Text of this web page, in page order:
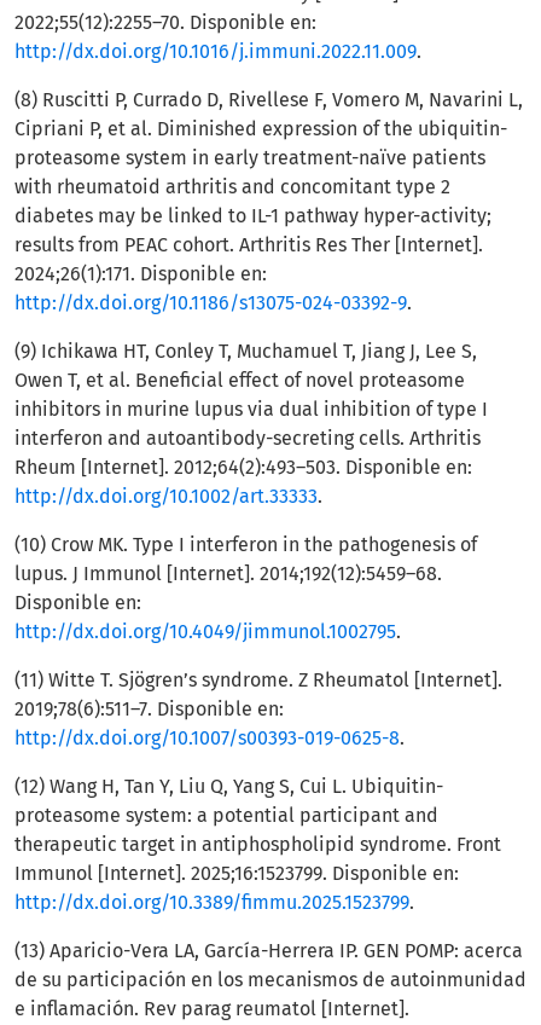
2022;55(12):2255–70. Disponible en:
http://dx.doi.org/10.1016/j.immuni.2022.11.009.
(8) Ruscitti P, Currado D, Rivellese F, Vomero M, Navarini L,
Cipriani P, et al. Diminished expression of the ubiquitin-
proteasome system in early treatment-naïve patients
with rheumatoid arthritis and concomitant type 2
diabetes may be linked to IL-1 pathway hyper-activity;
results from PEAC cohort. Arthritis Res Ther [Internet].
2024;26(1):171. Disponible en:
http://dx.doi.org/10.1186/s13075-024-03392-9.
(9) Ichikawa HT, Conley T, Muchamuel T, Jiang J, Lee S,
Owen T, et al. Beneficial effect of novel proteasome
inhibitors in murine lupus via dual inhibition of type I
interferon and autoantibody-secreting cells. Arthritis
Rheum [Internet]. 2012;64(2):493–503. Disponible en:
http://dx.doi.org/10.1002/art.33333.
(10) Crow MK. Type I interferon in the pathogenesis of
lupus. J Immunol [Internet]. 2014;192(12):5459–68.
Disponible en:
http://dx.doi.org/10.4049/jimmunol.1002795.
(11) Witte T. Sjögren’s syndrome. Z Rheumatol [Internet].
2019;78(6):511–7. Disponible en:
http://dx.doi.org/10.1007/s00393-019-0625-8.
(12) Wang H, Tan Y, Liu Q, Yang S, Cui L. Ubiquitin-
proteasome system: a potential participant and
therapeutic target in antiphospholipid syndrome. Front
Immunol [Internet]. 2025;16:1523799. Disponible en:
http://dx.doi.org/10.3389/fimmu.2025.1523799.
(13) Aparicio-Vera LA, García-Herrera IP. GEN POMP: acerca
de su participación en los mecanismos de autoinmunidad
e inflamación. Rev parag reumatol [Internet].